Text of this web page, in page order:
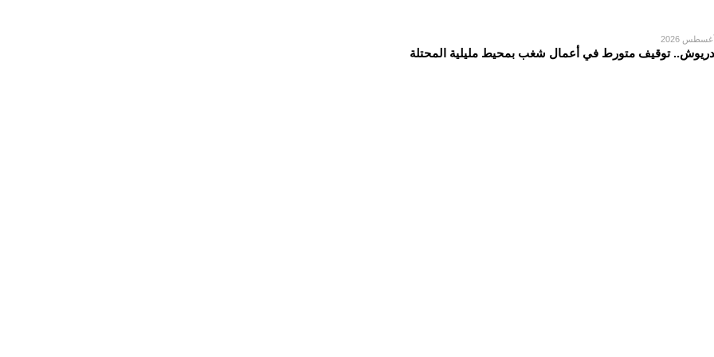
توقيف متورط في أعمال شغب بمحيط مليلية المحتلة